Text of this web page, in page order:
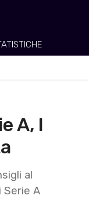
A, I
al
Serie A